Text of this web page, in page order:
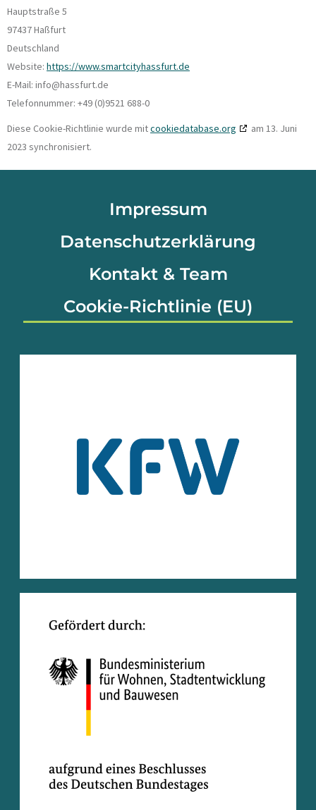
Hauptstraße 5
97437 Haßfurt
Deutschland
Website: https://www.smartcityhassfurt.de
E-Mail: ed.trufssah@ofni
Telefonnummer: +49 (0)9521 688-0
Diese Cookie-Richtlinie wurde mitcookiedatabase.org
am 13. Juni
2023 synchronisiert.
Impressum
Datenschutzerklärung
Kontakt & Team
Cookie-Richtlinie (EU)